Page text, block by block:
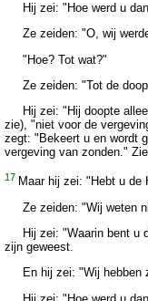
Hij zei: "Hoe werd u dan
Ze zeiden: "O, wij
"Hoe? Tot wat?"
Ze zeiden: "Tot de doop
Hij zei: "Hij doopte
zie), "niet voor de
zegt: "Bekeert u en wordt
vergeving van zonden."
17 Maar hij zei: "Hebt u de
Ze zeiden: "Wij weten
Hij zei: "Waarin bent u
zijn geweest.
En hij zei: "Wij hebben
Hij zei: "Hoe werd u dan